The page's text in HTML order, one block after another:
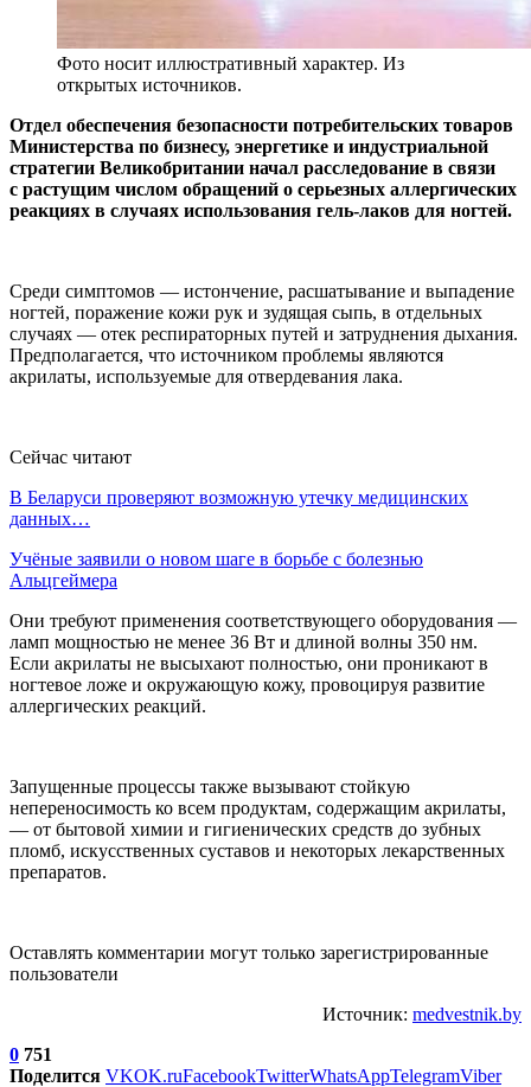
Фото носит иллюстративный характер. Из
открытых источников.
Отдел обеспечения безопасности потребительских товаров
Министерства по бизнесу, энергетике и индустриальной
стратегии Великобритании начал расследование в связи
с растущим числом обращений о серьезных аллергических
реакциях в случаях использования гель-лаков для ногтей.
Среди симптомов — истончение, расшатывание и выпадение
ногтей, поражение кожи рук и зудящая сыпь, в отдельных
случаях — отек респираторных путей и затруднения дыхания.
Предполагается, что источником проблемы являются
акрилаты, используемые для отвердевания лака.
Сейчас читают
В Беларуси проверяют возможную утечку медицинских
данных…
Учёные заявили о новом шаге в борьбе с болезнью
Альцгеймера
Они требуют применения соответствующего оборудования —
ламп мощностью не менее 36 Вт и длиной волны 350 нм.
Если акрилаты не высыхают полностью, они проникают в
ногтевое ложе и окружающую кожу, провоцируя развитие
аллергических реакций.
Запущенные процессы также вызывают стойкую
непереносимость ко всем продуктам, содержащим акрилаты,
— от бытовой химии и гигиенических средств до зубных
пломб, искусственных суставов и некоторых лекарственных
препаратов.
Оставлять комментарии могут только зарегистрированные
пользователи
Источник: medvestnik.by
0 751
Поделится VKOK.ruFacebookTwitterWhatsAppTelegramViber